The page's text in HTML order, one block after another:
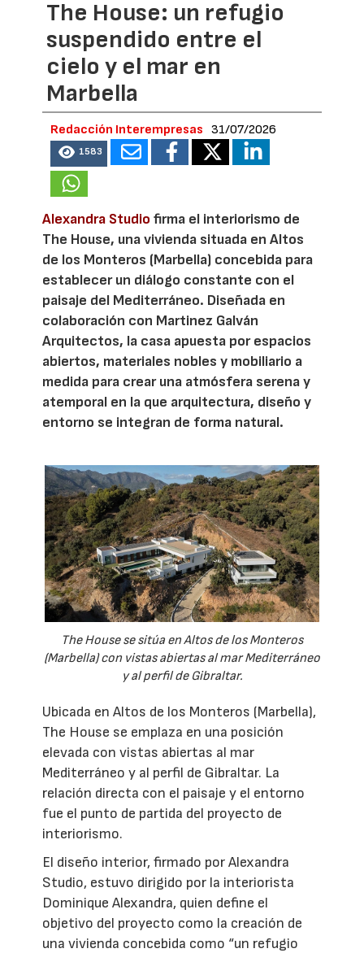
The House: un refugio
suspendido entre el
cielo y el mar en
Marbella
Redacción Interempresas 31/07/2026
1583
Alexandra Studio firma el interiorismo de
The House, una vivienda situada en Altos
de los Monteros (Marbella) concebida para
establecer un diálogo constante con el
paisaje del Mediterráneo. Diseñada en
colaboración con Martinez Galván
Arquitectos, la casa apuesta por espacios
abiertos, materiales nobles y mobiliario a
medida para crear una atmósfera serena y
atemporal en la que arquitectura, diseño y
entorno se integran de forma natural.
The House se sitúa en Altos de los Monteros
(Marbella) con vistas abiertas al mar Mediterráneo
y al perfil de Gibraltar.
Ubicada en Altos de los Monteros (Marbella),
The House se emplaza en una posición
elevada con vistas abiertas al mar
Mediterráneo y al perfil de Gibraltar. La
relación directa con el paisaje y el entorno
fue el punto de partida del proyecto de
interiorismo.
El diseño interior, firmado por Alexandra
Studio, estuvo dirigido por la interiorista
Dominique Alexandra, quien define el
objetivo del proyecto como la creación de
una vivienda concebida como “un refugio